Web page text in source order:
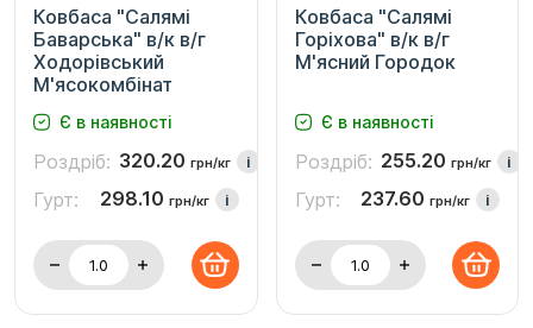
Ковбаса "Салямі
Баварська" в/к в/г
Ходорівський
М'ясокомбінат
Є в наявності
Роздріб: 320.20 грн/кг i
Гурт: 298.10 грн/кг i
Ковбаса "Салямі
Горіхова" в/к в/г
М'ясний Городок
Є в наявності
Роздріб: 255.20 грн/кг i
Гурт: 237.60 грн/кг i